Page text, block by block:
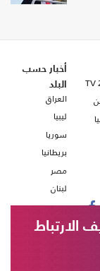
أخبار حسب
البلد
العراق
ليبيا
سوريا
بريطانيا
مصر
لبنان
الارتباط